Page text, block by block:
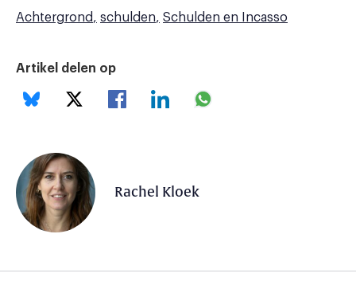
Achtergrond
schulden Schulden en Incasso
Artikel delen op
Rachel Kloek